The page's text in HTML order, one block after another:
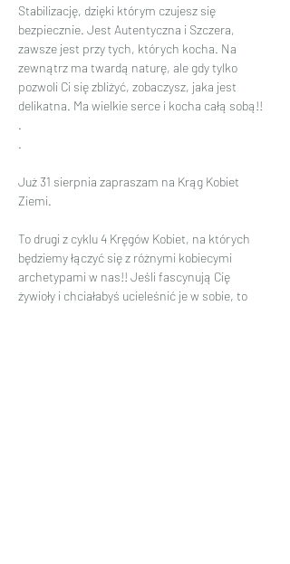
Stabilizację, dzięki którym czujesz się
bezpiecznie. Jest Autentyczna i Szczera,
zawsze jest przy tych, których kocha. Na
zewnątrz ma twardą naturę, ale gdy tylko
pozwoli Ci się zbliżyć, zobaczysz, jaka jest
delikatna. Ma wielkie serce i kocha całą sobą!!
.
.
Już 31 sierpnia zapraszam na Krąg Kobiet
Ziemi.
To drugi z cyklu 4 Kręgów Kobiet, na których
będziemy łączyć się z różnymi kobiecymi
archetypami w nas!! Jeśli fascynują Cię
żywioły i chciałabyś ucieleśnić je w sobie, to